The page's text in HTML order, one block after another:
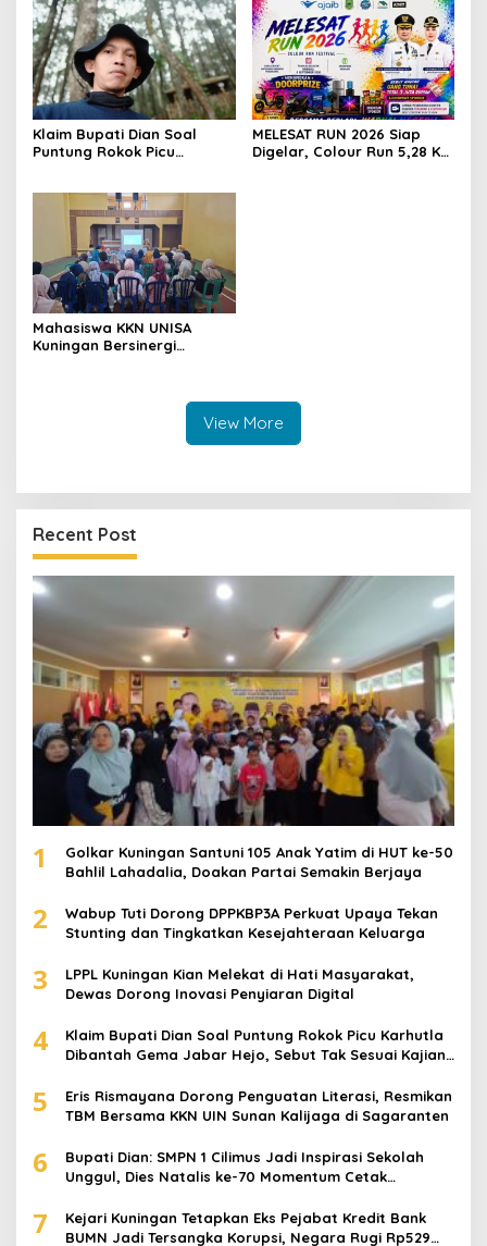
Berjaya
Keluarga
Klaim Bupati Dian Soal
Puntung Rokok Picu
Sesuai Kajian Ilmiah
MELESAT RUN 2026 Siap
Digelar, Colour Run 5,28 Km
Mahasiswa KKN UNISA
Kuningan Bersinergi
View More
Recent Post
1
Golkar Kuningan Santuni 105 Anak Yatim di HUT ke-50
Bahlil Lahadalia, Doakan Partai Semakin Berjaya
2
Wabup Tuti Dorong DPPKBP3A Perkuat Upaya Tekan
Stunting dan Tingkatkan Kesejahteraan Keluarga
3
LPPL Kuningan Kian Melekat di Hati Masyarakat,
Dewas Dorong Inovasi Penyiaran Digital
4
Klaim Bupati Dian Soal Puntung Rokok Picu Karhutla
Dibantah Gema Jabar Hejo, Sebut Tak Sesuai Kajian
5
Eris Rismayana Dorong Penguatan Literasi, Resmikan
TBM Bersama KKN UIN Sunan Kalijaga di Sagaranten
6
Bupati Dian: SMPN 1 Cilimus Jadi Inspirasi Sekolah
Unggul, Dies Natalis ke-70 Momentum Cetak
7
Kejari Kuningan Tetapkan Eks Pejabat Kredit Bank
BUMN Jadi Tersangka Korupsi, Negara Rugi Rp529